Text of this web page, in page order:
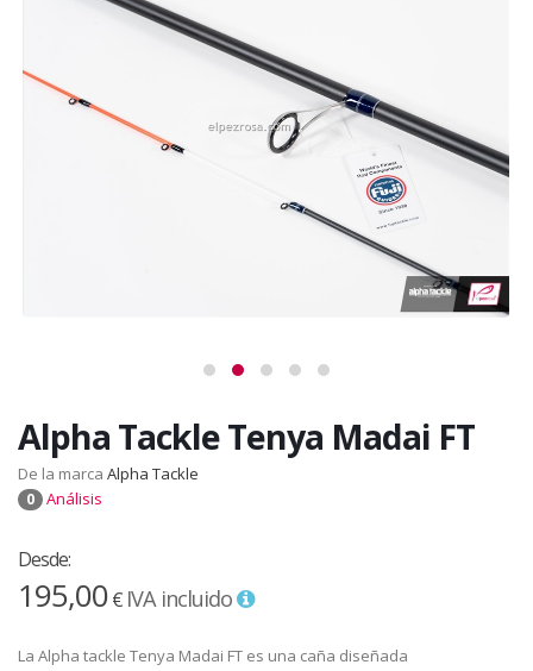
Alpha Tackle Tenya Madai FT
De la marca Alpha Tackle
0 Análisis
Desde:
195,00€ IVA incluido
La Alpha tackle Tenya Madai FT es una caña diseñada